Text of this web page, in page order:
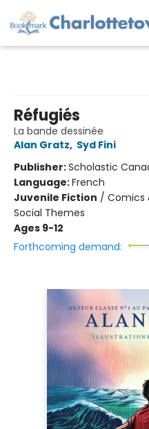
Réfugiés
La bande dessinée
Alan Gratz, Syd Fini
Publisher:Scholastic
Language:French
Juvenile Fiction / Comics
Social Themes
Ages 9-12
Forthcoming demand: